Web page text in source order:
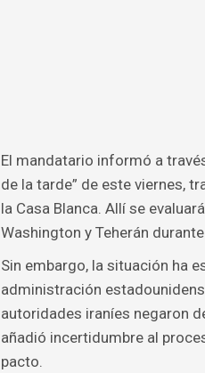
El mandatario informó a
de la tarde” de este viernes,
la Casa Blanca. Allí se
Washington y Teherán
Sin embargo, la situación ha
administración
autoridades iraníes negaron
añadió incertidumbre al
pacto.